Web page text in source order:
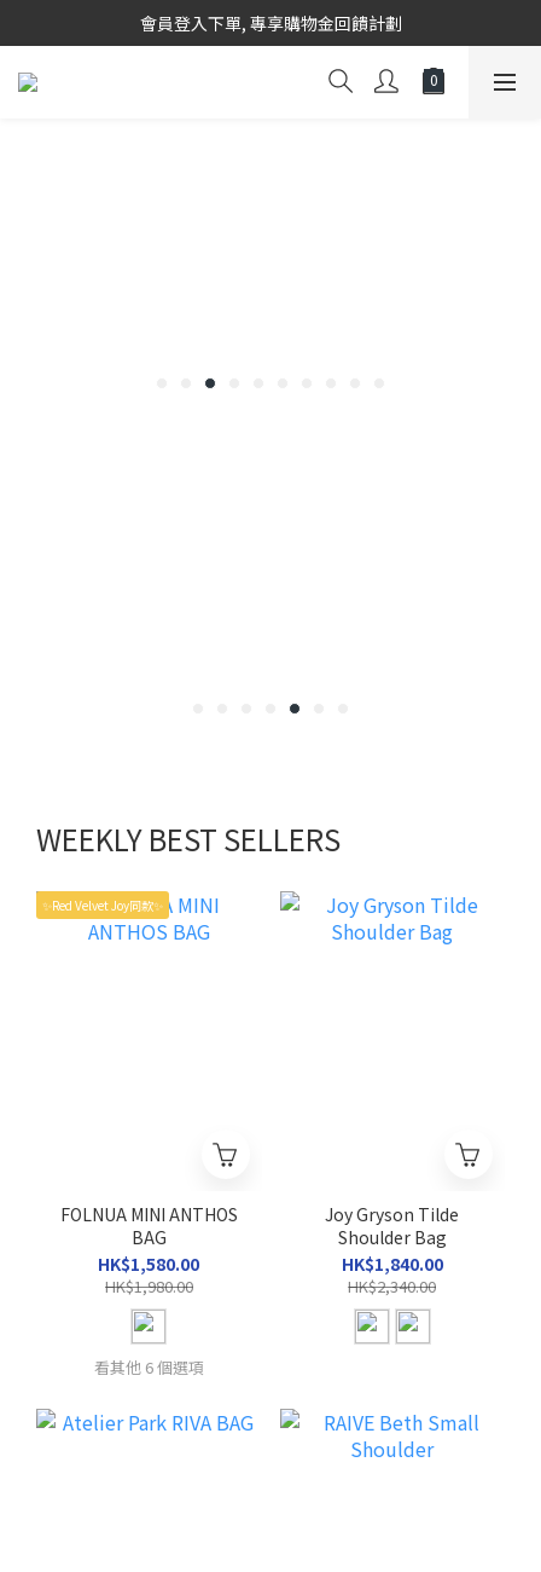
韓國當地代購團隊,每星期韓國直送香港
會員登入下單, 專享購物金回饋計劃
8/8~16/8 韓國物港假期,出貨會有少量延誤情況,敬請見諒
WEEKLY BEST SELLERS
✨Red Velvet Joy同款✨
FOLNUA MINI ANTHOS
BAG
HK$1,580.00
HK$1,980.00
看其他 6 個選項
Joy Gryson Tilde
Shoulder Bag
HK$1,840.00
HK$2,340.00